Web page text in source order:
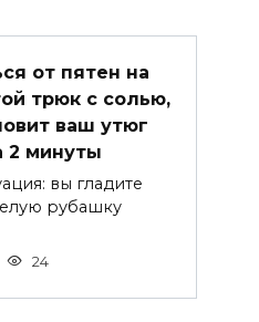
от пятен на
трюк с солью,
ваш утюг
2 минуты
вы гладите
рубашку
24